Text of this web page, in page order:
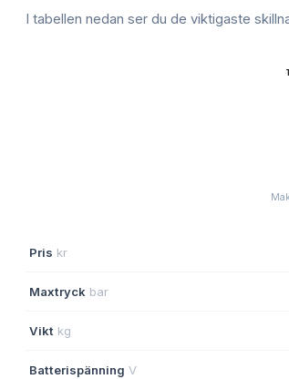
I tabellen nedan ser du de viktigaste
Pris kr
Maxtryck bar
Vikt kg
Batterispänning V